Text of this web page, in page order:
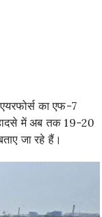
का एफ-7
में अब तक 19-20
जा रहे हैं।